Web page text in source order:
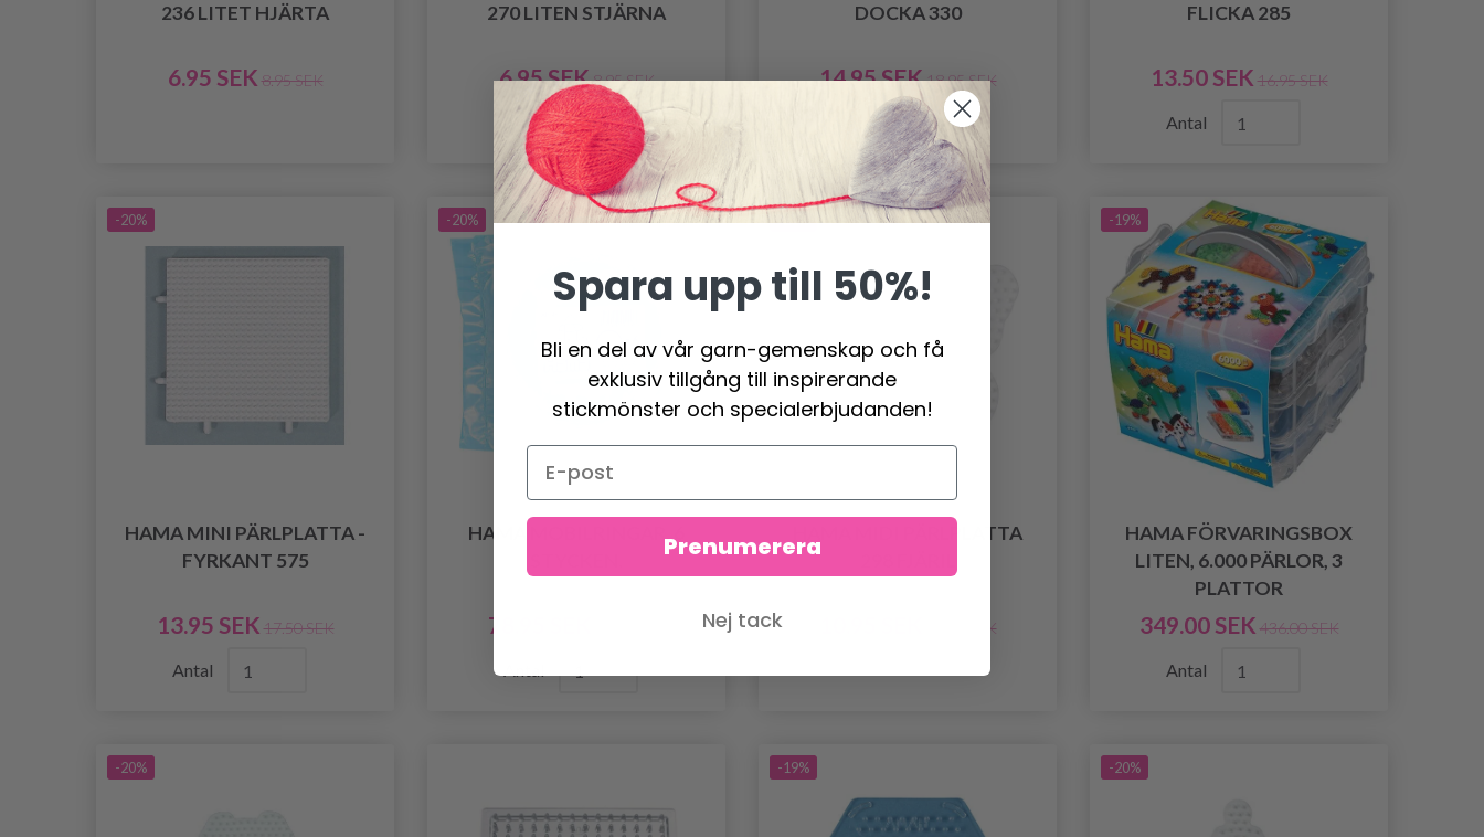
236 LITET HJÄRTA
6.95 SEK 8.95 SEK
270 LITEN STJÄRNA
6.95 SEK8.95 SEK
Antal
DOCKA 330
14.95 SEK18.95 SEK
Antal
FLICKA 285
13.50 SEK 16.95 SEK
Antal
-20%
HAMA MINI PÄRLPLATTA -
FYRKANT 575
13.95 SEK 17.50 SEK
Antal
-20%
HAMA MOBILRINGAR, 6
78.95 SEK
-21%
HAMA MIDI PÄRLPLATTA
13.95 SEK
-19%
HAMA FÖRVARINGSBOX
LITEN, 6.000 PÄRLOR, 3
PLATTOR
349.00 SEK 436.00 SEK
Antal
-20% -19% -20%
Spara upp till 50%!
Bli en del av vår garn-gemenskap och få
exklusiv tillgång till inspirerande
stickmönster och specialerbjudanden!
Prenumerera
Nej tack